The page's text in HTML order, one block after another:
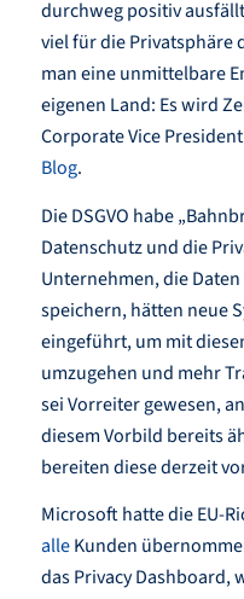
durchweg positiv
viel für die Privatsphäre
man eine unmittelbare
eigenen Land: Es wird
Corporate Vice
Blog.
Die DSGVO habe
Datenschutz und die
Unternehmen, die
speichern, hätten neue
eingeführt, um mit
umzugehen und mehr
sei Vorreiter gewesen,
diesem Vorbild bereits
bereiten diese derzeit
Microsoft hatte die EU-
alleKunden
das Privacy Dashboard,